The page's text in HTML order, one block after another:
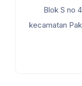
Blok S no
kecamatan